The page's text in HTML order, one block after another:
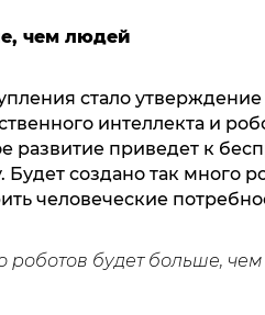
чем людей
стало
интеллекта и
развитие приведет к
создано так много
человеческие
роботов будет больше,